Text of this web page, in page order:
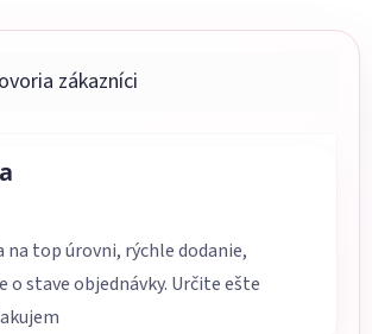
je 5 z 5 hviezdičiek.
na top úrovni, rýchle dodanie,
o stave objednávky. Určite ešte